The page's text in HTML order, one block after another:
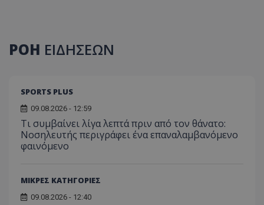
ΡΟΗ ΕΙΔΗΣΕΩΝ
SPORTS PLUS
09.08.2026 - 12:59
Τι συμβαίνει λίγα λεπτά πριν από τον θάνατο:
Νοσηλευτής περιγράφει ένα επαναλαμβανόμενο
φαινόμενο
ΜΙΚΡΕΣ ΚΑΤΗΓΟΡΙΕΣ
09.08.2026 - 12:40